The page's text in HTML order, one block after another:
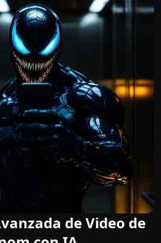
de Video de